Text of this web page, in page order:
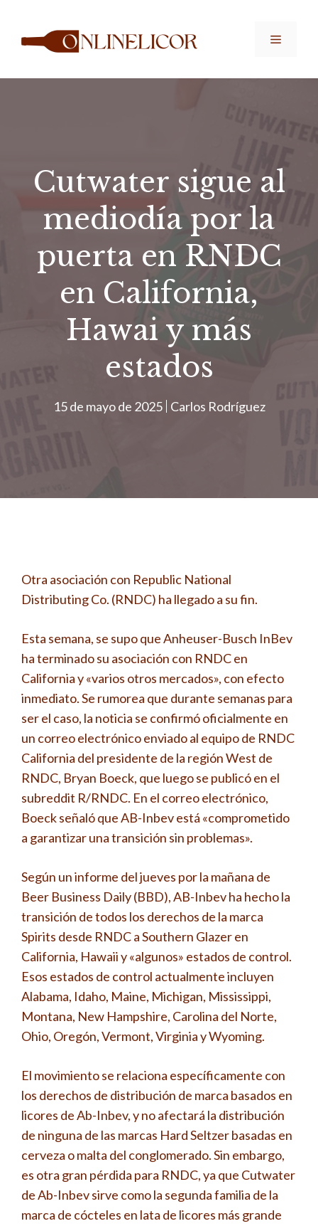
contenido
Menú
Cutwater sigue al
mediodía por la
puerta en RNDC
en California,
Hawai y más
estados
15 de mayo de 2025 Carlos Rodríguez
Otra asociación con Republic National
Distributing Co. (RNDC) ha llegado a su fin.
Esta semana, se supo que Anheuser-Busch InBev
ha terminado su asociación con RNDC en
California y «varios otros mercados», con efecto
inmediato. Se rumorea que durante semanas para
ser el caso, la noticia se confirmó oficialmente en
un correo electrónico enviado al equipo de RNDC
California del presidente de la región West de
RNDC, Bryan Boeck, que luego se publicó en el
subreddit R/RNDC. En el correo electrónico,
Boeck señaló que AB-Inbev está «comprometido
a garantizar una transición sin problemas».
Según un informe del jueves por la mañana de
Beer Business Daily (BBD), AB-Inbev ha hecho la
transición de todos los derechos de la marca
Spirits desde RNDC a Southern Glazer en
California, Hawaii y «algunos» estados de control.
Esos estados de control actualmente incluyen
Alabama, Idaho, Maine, Michigan, Mississippi,
Montana, New Hampshire, Carolina del Norte,
Ohio, Oregón, Vermont, Virginia y Wyoming.
El movimiento se relaciona específicamente con
los derechos de distribución de marca basados ​​en
licores de Ab-Inbev, y no afectará la distribución
de ninguna de las marcas Hard Seltzer basadas en
cerveza o malta del conglomerado. Sin embargo,
es otra gran pérdida para RNDC, ya que Cutwater
de Ab-Inbev sirve como la segunda familia de la
marca de cócteles en lata de licores más grande